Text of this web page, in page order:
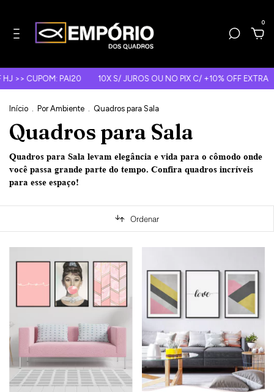
0
10X S/ JUROS OU NO PIX C/ +10% OFF EXTRA FRETE GRÁTIS
Início . Por Ambiente . Quadros para Sala
Quadros para Sala
Quadros para Sala levam elegância e vida para o cômodo onde
você passa grande parte do tempo. Confira quadros incríveis
para esse espaço!
Ordenar